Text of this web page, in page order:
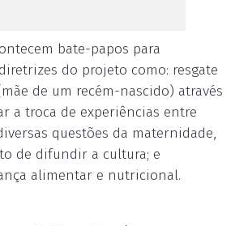
bate-papos para
do projeto como: resgate
de um recém-nascido) através
a troca de experiências entre
questões da maternidade,
de difundir a cultura; e
alimentar e nutricional.